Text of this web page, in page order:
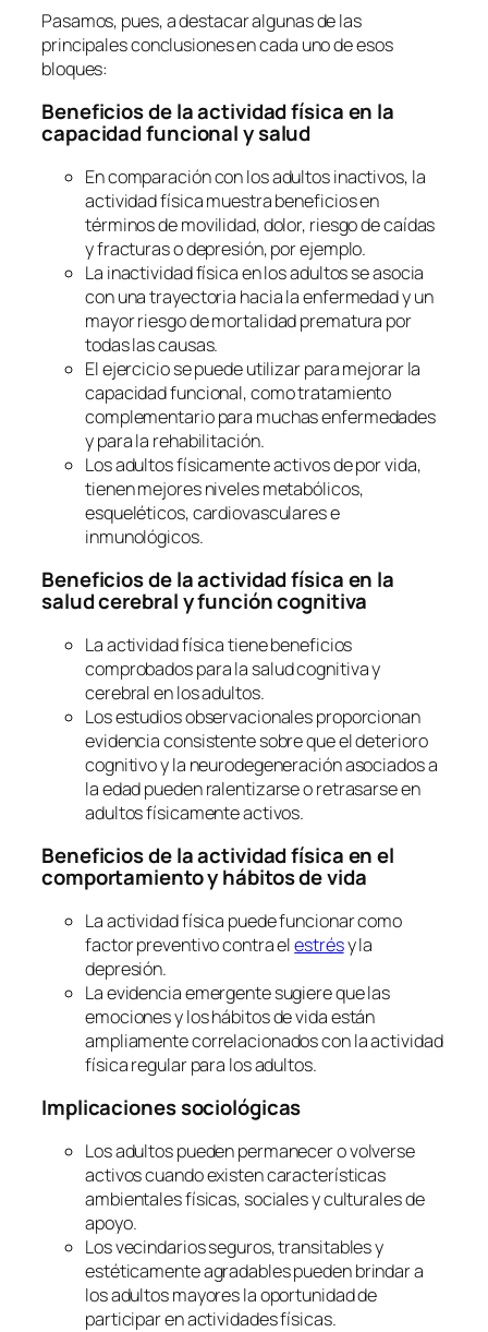
Pasamos, pues, a destacar algunas de las
principales conclusiones en cada uno de esos
bloques:
Beneficios de la actividad física en la
capacidad funcional y salud
En comparación con los adultos inactivos, la
actividad física muestra beneficios en
términos de movilidad, dolor, riesgo de caídas
y fracturas o depresión, por ejemplo.
La inactividad física en los adultos se asocia
con una trayectoria hacia la enfermedad y un
mayor riesgo de mortalidad prematura por
todas las causas.
El ejercicio se puede utilizar para mejorar la
capacidad funcional, como tratamiento
complementario para muchas enfermedades
y para la rehabilitación.
Los adultos físicamente activos de por vida,
tienen mejores niveles metabólicos,
esqueléticos, cardiovasculares e
inmunológicos.
Beneficios de la actividad física en la
salud cerebral y función cognitiva
La actividad física tiene beneficios
comprobados para la salud cognitiva y
cerebral en los adultos.
Los estudios observacionales proporcionan
evidencia consistente sobre que el deterioro
cognitivo y la neurodegeneración asociados a
la edad pueden ralentizarse o retrasarse en
adultos físicamente activos.
Beneficios de la actividad física en el
comportamiento y hábitos de vida
La actividad física puede funcionar como
factor preventivo contra elestrésy la
depresión.
La evidencia emergente sugiere que las
emociones y los hábitos de vida están
ampliamente correlacionados con la actividad
física regular para los adultos.
Implicaciones sociológicas
Los adultos pueden permanecer o volverse
activos cuando existen características
ambientales físicas, sociales y culturales de
apoyo.
Los vecindarios seguros, transitables y
estéticamente agradables pueden brindar a
los adultos mayores la oportunidad de
participar en actividades físicas.